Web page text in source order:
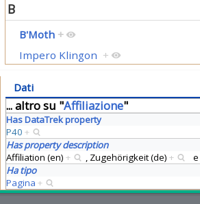
B
B'Moth +
Impero Klingon +
Dati
... altro su "Affiliazione"
Has DataTrek property
P40 +
Has property description
Affiliation (en) + , Zugehörigkeit (de) + e
Ha tipo
Pagina +